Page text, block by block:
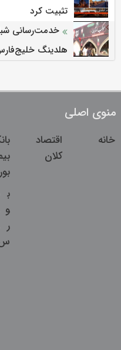
تثبیت کرد
خدمت‌رسانی
هلدینگ
منوی اصلی
خانه
اقتصاد
کلان
ب
و
ر